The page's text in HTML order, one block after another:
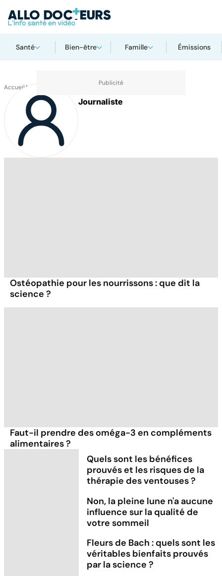
Santé Bien-être Famille Émissions
AccueilAuteurs
Journaliste
Ostéopathie pour les nourrissons : que dit la
science ?
Faut-il prendre des oméga-3 en compléments
alimentaires ?
Quels sont les bénéfices
prouvés et les risques de la
thérapie des ventouses ?
Non, la pleine lune n'a aucune
influence sur la qualité de
votre sommeil
Fleurs de Bach : quels sont les
véritables bienfaits prouvés
par la science ?